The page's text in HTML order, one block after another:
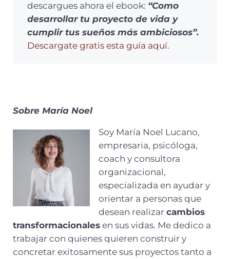
descargues ahora el ebook: “Como
desarrollar tu proyecto de vida y
cumplir tus sueños más ambiciosos”.
Descargate gratis esta guía aquí.
Sobre María Noel
Soy María Noel Lucano,
empresaria, psicóloga,
coach y consultora
organizacional,
especializada en ayudar y
orientar a personas que
desean realizar cambios
transformacionales en sus vidas. Me dedico a
trabajar con quienes quieren construir y
concretar exitosamente sus proyectos tanto a